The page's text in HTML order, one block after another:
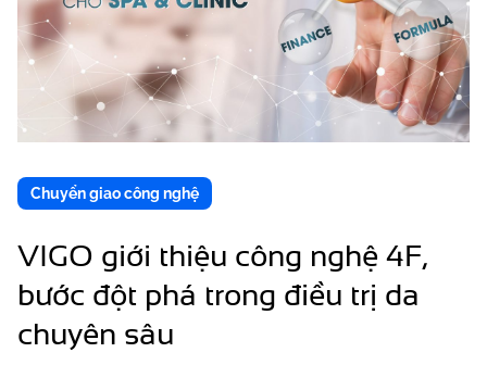
Chuyển giao công nghệ
VIGO giới thiệu công nghệ 4F,
bước đột phá trong điều trị da
chuyên sâu